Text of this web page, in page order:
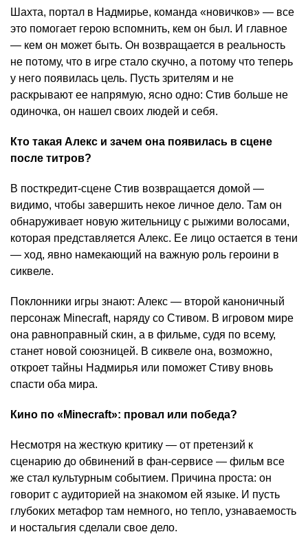
Шахта, портал в Надмирье, команда «новичков» — все
это помогает герою вспомнить, кем он был. И главное
— кем он может быть. Он возвращается в реальность
не потому, что в игре стало скучно, а потому что теперь
у него появилась цель. Пусть зрителям и не
раскрывают ее напрямую, ясно одно: Стив больше не
одиночка, он нашел своих людей и себя.
Кто такая Алекс и зачем она появилась в сцене
после титров?
В посткредит-сцене Стив возвращается домой —
видимо, чтобы завершить некое личное дело. Там он
обнаруживает новую жительницу с рыжими волосами,
которая представляется Алекс. Ее лицо остается в тени
— ход, явно намекающий на важную роль героини в
сиквеле.
Поклонники игры знают: Алекс — второй каноничный
персонаж Minecraft, наряду со Стивом. В игровом мире
она равноправный скин, а в фильме, судя по всему,
станет новой союзницей. В сиквеле она, возможно,
откроет тайны Надмирья или поможет Стиву вновь
спасти оба мира.
Кино по «Minecraft»: провал или победа?
Несмотря на жесткую критику — от претензий к
сценарию до обвинений в фан-сервисе — фильм все
же стал культурным событием. Причина проста: он
говорит с аудиторией на знакомом ей языке. И пусть
глубоких метафор там немного, но тепло, узнаваемость
и ностальгия сделали свое дело.